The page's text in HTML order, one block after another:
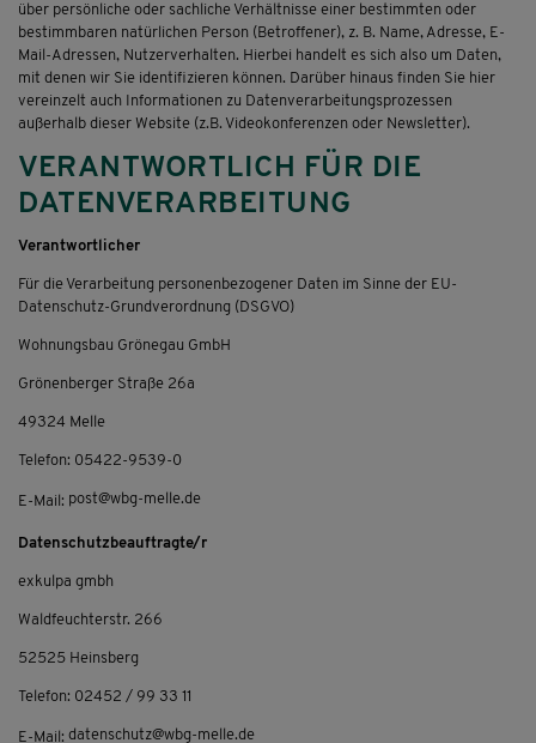
über persönliche oder sachliche Verhältnisse einer bestimmten oder
bestimmbaren natürlichen Person (Betroffener), z. B. Name, Adresse, E-
Mail-Adressen, Nutzerverhalten. Hierbei handelt es sich also um Daten,
mit denen wir Sie identifizieren können. Darüber hinaus finden Sie hier
vereinzelt auch Informationen zu Datenverarbeitungsprozessen
außerhalb dieser Website (z.B. Videokonferenzen oder Newsletter).
VERANTWORTLICH FÜR DIE
DATENVERARBEITUNG
Verantwortlicher
Für die Verarbeitung personenbezogener Daten im Sinne der EU-
Datenschutz-Grundverordnung (DSGVO)
Wohnungsbau Grönegau GmbH
Grönenberger Straße 26a
49324 Melle
Telefon: 05422-9539-0
E-Mail: post@wbg-melle.de
Datenschutzbeauftragte/r
exkulpa gmbh
Waldfeuchterstr. 266
52525 Heinsberg
Telefon: 02452 / 99 33 11
E-Mail: datenschutz@wbg-melle.de